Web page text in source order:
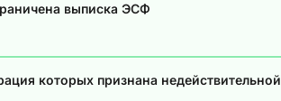
выписка ЭСФ
которых признана недействительной